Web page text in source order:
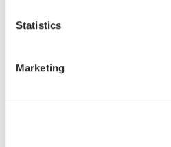
Statistics
Marketing